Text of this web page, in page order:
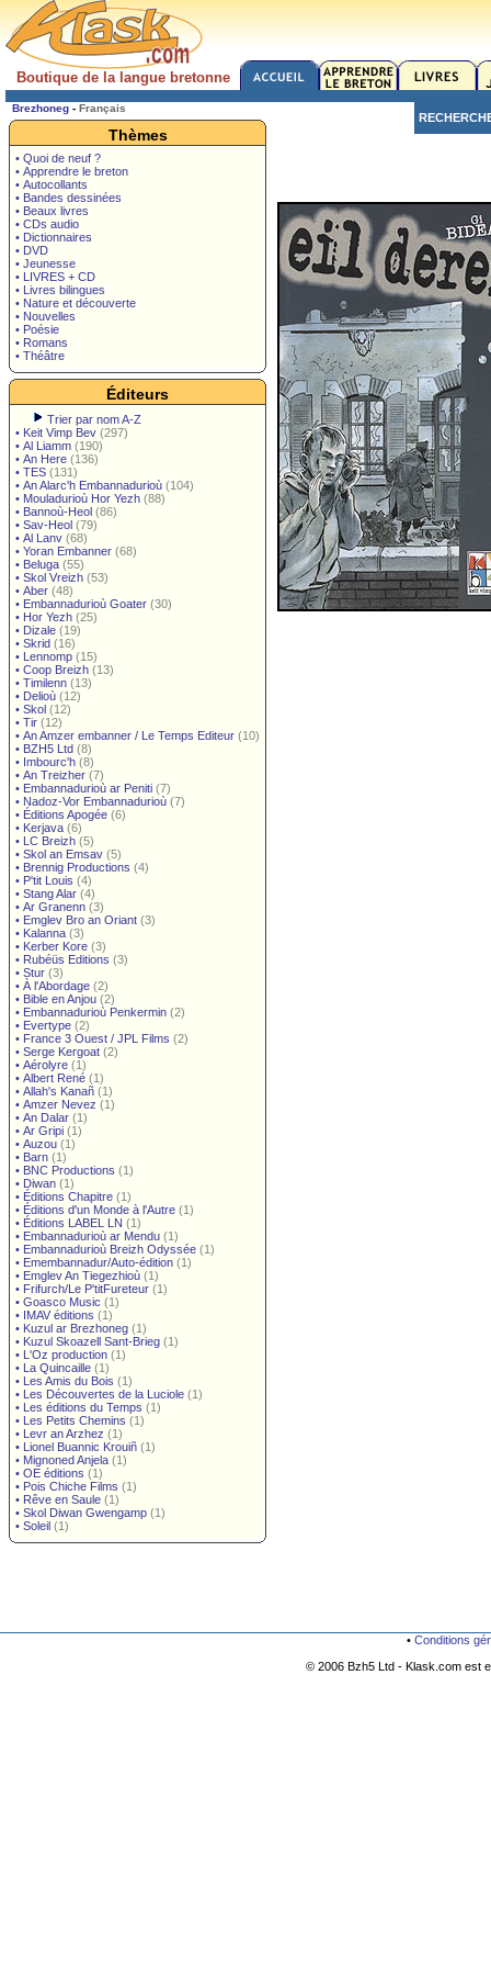
Boutique de la langue bretonne
Brezhoneg - Français
Thèmes
• Quoi de neuf ?
• Apprendre le breton
• Autocollants
• Bandes dessinées
• Beaux livres
• CDs audio
• Dictionnaires
• DVD
• Jeunesse
• LIVRES + CD
• Livres bilingues
• Nature et découverte
• Nouvelles
• Poésie
• Romans
• Théâtre
Éditeurs
Trier par nom A-Z
• Keit Vimp Bev (297)
• Al Liamm (190)
• An Here (136)
• TES (131)
• An Alarc'h Embannadurioù (104)
• Mouladurioù Hor Yezh (88)
• Bannoù-Heol (86)
• Sav-Heol (79)
• Al Lanv (68)
• Yoran Embanner (68)
• Beluga (55)
• Skol Vreizh (53)
• Aber (48)
• Embannadurioù Goater (30)
• Hor Yezh (25)
• Dizale (19)
• Skrid (16)
• Lennomp (15)
• Coop Breizh (13)
• Timilenn (13)
• Delioù (12)
• Skol (12)
• Tir (12)
• An Amzer embanner / Le Temps Editeur (10)
• BZH5 Ltd (8)
• Imbourc'h (8)
• An Treizher (7)
• Embannadurioù ar Peniti (7)
• Nadoz-Vor Embannadurioù (7)
• Éditions Apogée (6)
• Kerjava (6)
• LC Breizh (5)
• Skol an Emsav (5)
• Brennig Productions (4)
• P'tit Louis (4)
• Stang Alar (4)
• Ar Granenn (3)
• Emglev Bro an Oriant (3)
• Kalanna (3)
• Kerber Kore (3)
• Rubéüs Editions (3)
• Stur (3)
• À l'Abordage (2)
• Bible en Anjou (2)
• Embannadurioù Penkermin (2)
• Evertype (2)
• France 3 Ouest / JPL Films (2)
• Serge Kergoat (2)
• Aérolyre (1)
• Albert René (1)
• Allah's Kanañ (1)
• Amzer Nevez (1)
• An Dalar (1)
• Ar Gripi (1)
• Auzou (1)
• Barn (1)
• BNC Productions (1)
• Diwan (1)
• Éditions Chapitre (1)
• Éditions d'un Monde à l'Autre (1)
• Éditions LABEL LN (1)
• Embannadurioù ar Mendu (1)
• Embannadurioù Breizh Odyssée (1)
• Emembannadur/Auto-édition (1)
• Emglev An Tiegezhioù (1)
• Frifurch/Le P'titFureteur (1)
• Goasco Music (1)
• IMAV éditions (1)
• Kuzul ar Brezhoneg (1)
• Kuzul Skoazell Sant-Brieg (1)
• L'Oz production (1)
• La Quincaille (1)
• Les Amis du Bois (1)
• Les Découvertes de la Luciole (1)
• Les éditions du Temps (1)
• Les Petits Chemins (1)
• Levr an Arzhez (1)
• Lionel Buannic Krouiñ (1)
• Mignoned Anjela (1)
• OE éditions (1)
• Pois Chiche Films (1)
• Rêve en Saule (1)
• Skol Diwan Gwengamp (1)
• Soleil (1)
• Conditions
© 2006 Bzh5 Ltd - Klask.com est